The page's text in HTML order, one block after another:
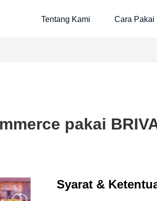
Tentang Kami Cara Pakai
pakai
Syarat &